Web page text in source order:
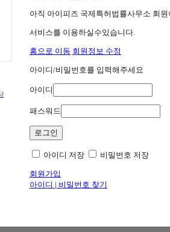
아직 아이피즈 국제특허법률사무소 회
서비스를 이용하실수있습니다.
홈으로 이동 회원정보 수정
아이디/비밀번호를 입력해주세요
아이디
패스워드
아이디 저장 비밀번호 저장
회원가입
아이디 | 비밀번호 찾기